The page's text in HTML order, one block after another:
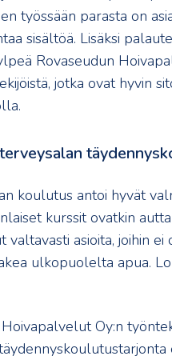
työssään parasta on
sisältöä. Lisäksi
Rovaseudun
jotka ovat hyvin
koulutus antoi hyvät
kurssit ovatkin
valtavasti asioita, joihin
ulkopuolelta apua.
Oy:n